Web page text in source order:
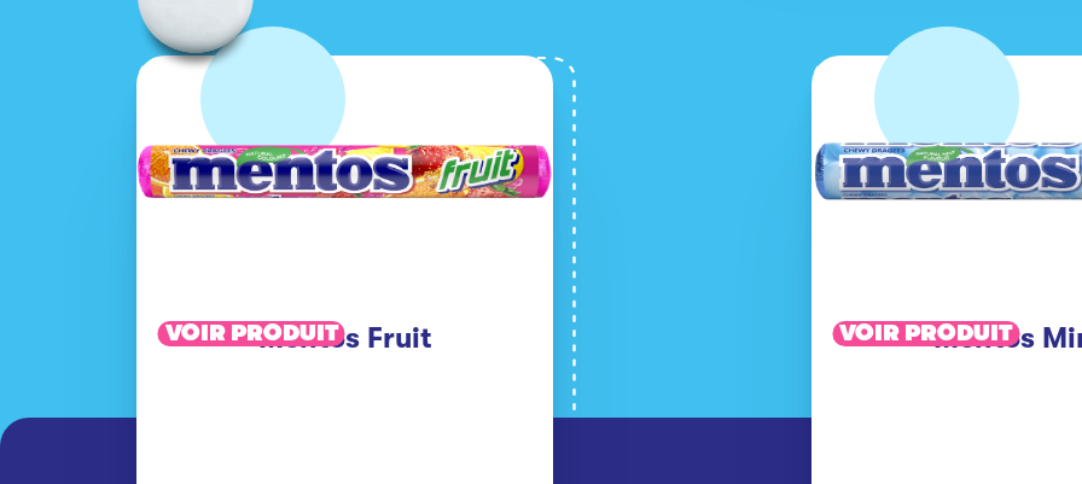
Mentos Fruit
VOIR PRODUIT Mentos
VOIR PRODUIT